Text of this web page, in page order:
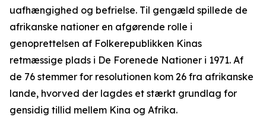
uafhængighed og befrielse. Til gengæld spillede de
afrikanske nationer en afgørende rolle i
genoprettelsen af Folkerepublikken Kinas
retmæssige plads i De Forenede Nationer i 1971. Af
de 76 stemmer for resolutionen kom 26 fra afrikanske
lande, hvorved der lagdes et stærkt grundlag for
gensidig tillid mellem Kina og Afrika.